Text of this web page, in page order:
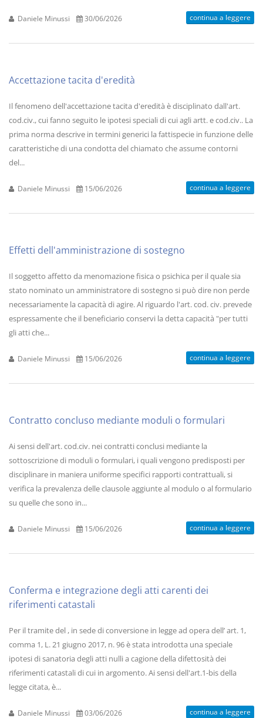
Daniele Minussi 30/06/2026 continua a leggere
Accettazione tacita d'eredità
Il fenomeno dell'accettazione tacita d'eredità è disciplinato dall'art.
cod.civ., cui fanno seguito le ipotesi speciali di cui agli artt. e cod.civ.. La
prima norma descrive in termini generici la fattispecie in funzione delle
caratteristiche di una condotta del chiamato che assume contorni
del...
Daniele Minussi 15/06/2026 continua a leggere
Effetti dell'amministrazione di sostegno
Il soggetto affetto da menomazione fisica o psichica per il quale sia
stato nominato un amministratore di sostegno si può dire non perde
necessariamente la capacità di agire. Al riguardo l'art. cod. civ. prevede
espressamente che il beneficiario conservi la detta capacità "per tutti
gli atti che...
Daniele Minussi 15/06/2026 continua a leggere
Contratto concluso mediante moduli o formulari
Ai sensi dell'art. cod.civ. nei contratti conclusi mediante la
sottoscrizione di moduli o formulari, i quali vengono predisposti per
disciplinare in maniera uniforme specifici rapporti contrattuali, si
verifica la prevalenza delle clausole aggiunte al modulo o al formulario
su quelle che sono in...
Daniele Minussi 15/06/2026 continua a leggere
Conferma e integrazione degli atti carenti dei
riferimenti catastali
Per il tramite del , in sede di conversione in legge ad opera dell’ art. 1,
comma 1, L. 21 giugno 2017, n. 96 è stata introdotta una speciale
ipotesi di sanatoria degli atti nulli a cagione della difettosità dei
riferimenti catastali di cui in argomento. Ai sensi dell'art.1-bis della
legge citata, è...
Daniele Minussi 03/06/2026 continua a leggere